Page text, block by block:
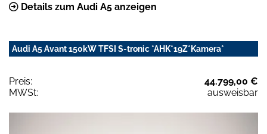
Details zum Audi A5 anzeigen
Audi A5 Avant 150kW TFSI S-tronic *AHK*19Z*Kamera*
Preis:
44.799,00 €
MWSt:
ausweisbar